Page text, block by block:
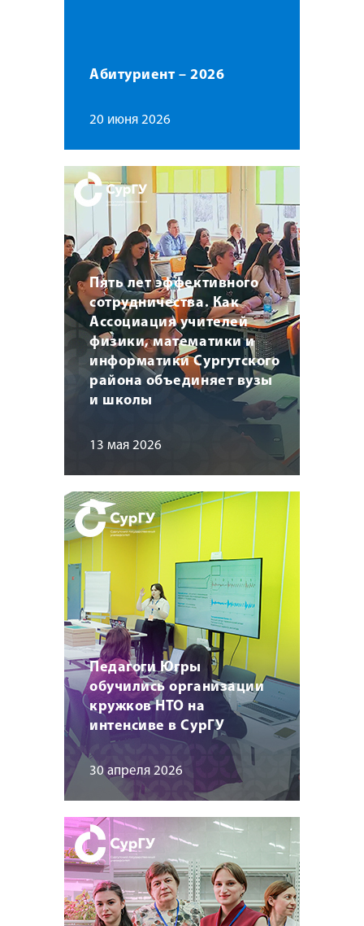
Абитуриент – 2026
20 июня 2026
Пять лет эффективного
сотрудничества. Как
Ассоциация учителей
физики, математики и
информатики Сургутского
района объединяет вузы
и школы
13 мая 2026
Педагоги Югры
обучились организации
кружков НТО на
интенсиве в СурГУ
30 апреля 2026